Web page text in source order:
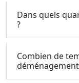
Dans quels
?
Combien de